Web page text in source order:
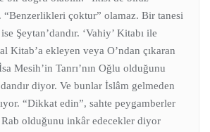
“Benzerlikleri çoktur” olamaz. Bir tanesi
Şeytan’dandır. ‘Vahiy’ Kitabı ile
Kitab’a ekleyen veya O’ndan çıkaran
Mesih’in Tanrı’nın Oğlu olduğunu
diyor. Ve bunlar İslâm gelmeden
“Dikkat edin”, sahte peygamberler
Rab olduğunu inkâr edecekler diyor